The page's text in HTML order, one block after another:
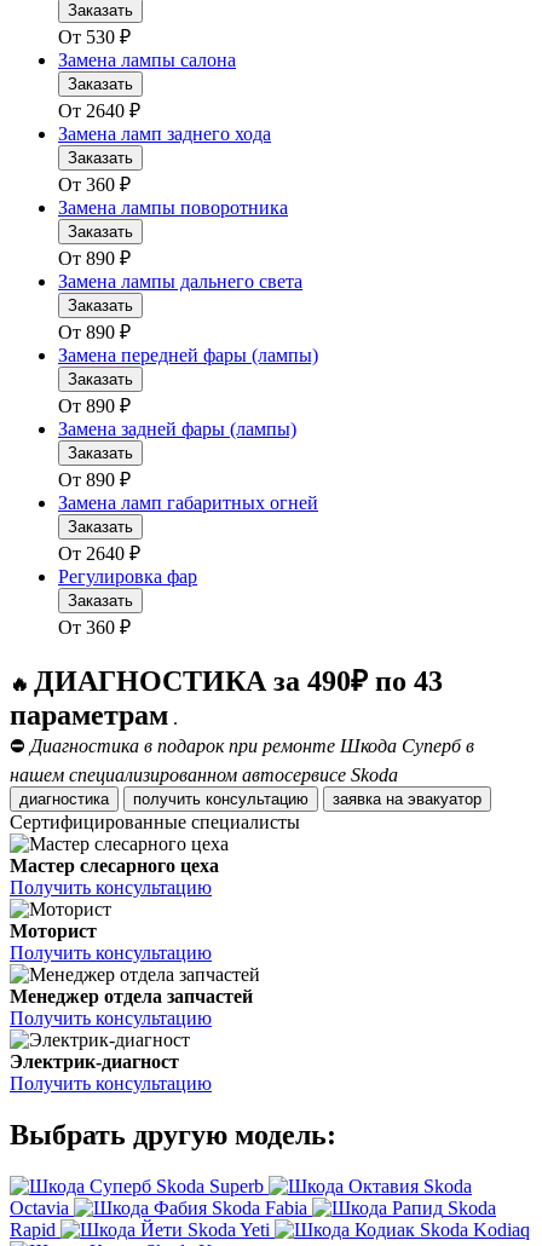
Заказать
От 530 ₽
Замена лампы салона
Заказать
От 2640 ₽
Замена ламп заднего хода
Заказать
От 360 ₽
Замена лампы поворотника
Заказать
От 890 ₽
Замена лампы дальнего света
Заказать
От 890 ₽
Замена передней фары (лампы)
Заказать
От 890 ₽
Замена задней фары (лампы)
Заказать
От 890 ₽
Замена ламп габаритных огней
Заказать
От 2640 ₽
Регулировка фар
Заказать
От 360 ₽
🔥 ДИАГНОСТИКА за 490₽ по 43
параметрам .
⛔ Диагностика в подарок при ремонте Шкода Суперб в
нашем специализированном автосервисе Skoda
диагностика получить консультацию заявка на эвакуатор
Сертифицированные специалисты
Мастер слесарного цеха
Получить консультацию
Моторист
Получить консультацию
Менеджер отдела запчастей
Получить консультацию
Электрик-диагност
Получить консультацию
Выбрать другую модель:
Skoda Superb
Skoda
Octavia
Skoda Fabia
Skoda
Rapid
Skoda Yeti
Skoda Kodiaq